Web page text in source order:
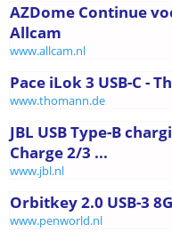
AZDome Continue
Allcam
www.allcam.nl
Pace iLok 3 USB-C -
www.thomann.de
JBL USB Type-B
Charge 2/3 ...
www.jbl.nl
Orbitkey 2.0 USB-3
www.penworld.nl